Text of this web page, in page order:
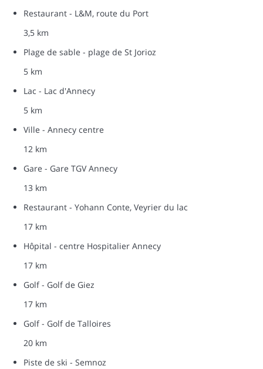
Restaurant - L&M, route du Port
3,5 km
Plage de sable - plage de St Jorioz
5 km
Lac - Lac d'Annecy
5 km
Ville - Annecy centre
12 km
Gare - Gare TGV Annecy
13 km
Restaurant - Yohann Conte, Veyrier du lac
17 km
Hôpital - centre Hospitalier Annecy
17 km
Golf - Golf de Giez
17 km
Golf - Golf de Talloires
20 km
Piste de ski - Semnoz